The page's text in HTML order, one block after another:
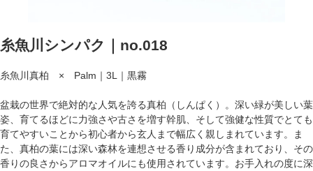
糸魚川シンパク｜no.018
糸魚川真柏 × Palm｜3L｜黒霧
盆栽の世界で絶対的な人気を誇る真柏（しんぱく）。深い緑が美しい葉
姿、育てるほどに力強さや古さを増す幹肌、そして強健な性質でとても
育てやすいことから初心者から玄人まで幅広く親しまれています。ま
た、真柏の葉には深い森林を連想させる香り成分が含まれており、その
香りの良さからアロマオイルにも使用されています。お手入れの度に深